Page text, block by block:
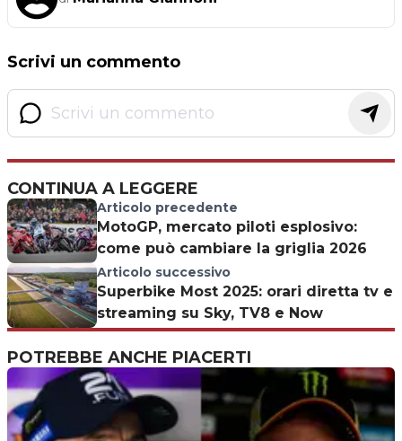
Scrivi un commento
CONTINUA A LEGGERE
Articolo precedente
MotoGP, mercato piloti esplosivo:
come può cambiare la griglia 2026
Articolo successivo
Superbike Most 2025: orari diretta tv e
streaming su Sky, TV8 e Now
POTREBBE ANCHE PIACERTI